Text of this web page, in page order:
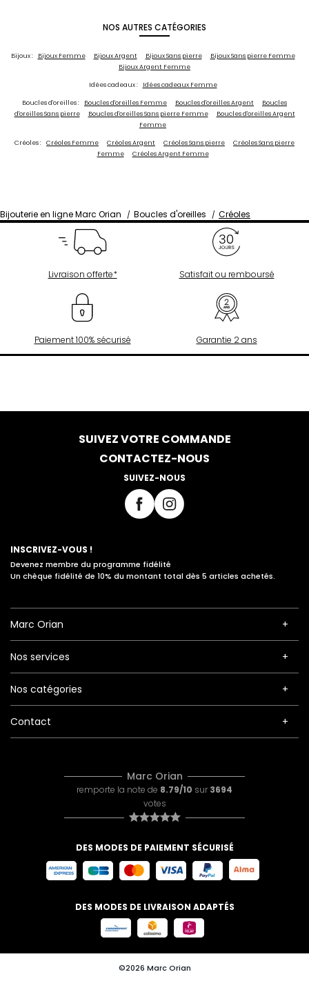
NOS AUTRES CATÉGORIES
Bijoux : Bijoux Femme Bijoux Argent Bijoux Sans pierre
Bijoux Sans pierre Femme
Bijoux Argent Femme
Idées cadeaux : Idées cadeaux Femme
Boucles d'oreilles : Boucles d'oreilles Femme Boucles d'oreilles Argent
Boucles
d'oreilles Sans pierre
Boucles d'oreilles Sans pierre Femme
Boucles d'oreilles Argent
Femme
Créoles : Créoles Femme Créoles Argent Créoles Sans pierre
Créoles Sans pierre
Femme
Créoles Argent Femme
Bijouterie en ligne Marc Orian Boucles d'oreilles Créoles
Livraison offerte* Satisfait ou remboursé
Paiement 100% sécurisé Garantie 2 ans
SUIVEZ VOTRE COMMANDE
CONTACTEZ-NOUS
SUIVEZ-NOUS
INSCRIVEZ-VOUS !
Devenez membre du programme fidélité
Un chèque fidélité de 10% du montant total dès 5 articles achetés.
Marc Orian
Nos services
Nos catégories
Contact
Marc Orian
remporte la note de 8.79/10 sur 3694
votes
DES MODES DE PAIEMENT SÉCURISÉ
DES MODES DE LIVRAISON ADAPTÉS
©2026 Marc Orian